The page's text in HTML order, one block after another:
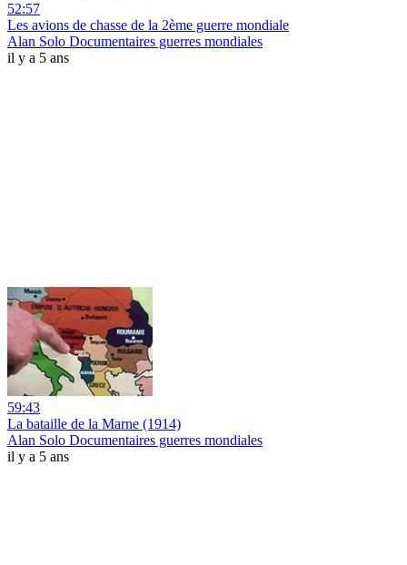
52:57
Les avions de chasse de la 2ème guerre mondiale
Alan Solo Documentaires guerres mondiales
il y a 5 ans
59:43
La bataille de la Marne (1914)
Alan Solo Documentaires guerres mondiales
il y a 5 ans